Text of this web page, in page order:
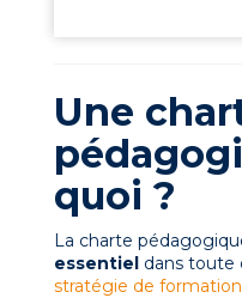
Une
quoi ?
La charte
essentiel dans toute
stratégie de formation